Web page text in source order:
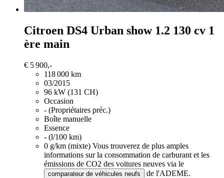
Citroen DS4 Urban show 1.2 130 cv 1
ère main
€ 5 900,-
118 000 km
03/2015
96 kW (131 CH)
Occasion
- (Propriétaires préc.)
Boîte manuelle
Essence
- (l/100 km)
0 g/km (mixte) Vous trouverez de plus amples
informations sur la consommation de carburant et les
émissions de CO2 des voitures neuves via le
comparateur de véhicules neufs
de l'ADEME.